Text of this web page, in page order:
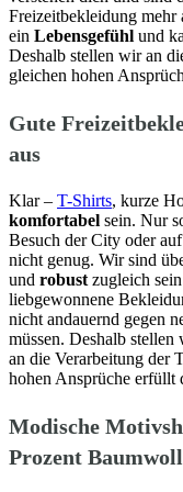
Freizeitbekleidung mehr
ein Lebensgefühl und
Deshalb stellen wir an
gleichen hohen
Gute
aus
Klar – T-Shirts, kurze
komfortabel sein. Nur
Besuch der City oder
nicht genug. Wir sind
und robust zugleich
liebgewonnene
nicht andauernd gegen
müssen. Deshalb
an die Verarbeitung der
hohen Ansprüche
Modische
Prozent